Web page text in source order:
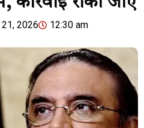
2026 12:30 am